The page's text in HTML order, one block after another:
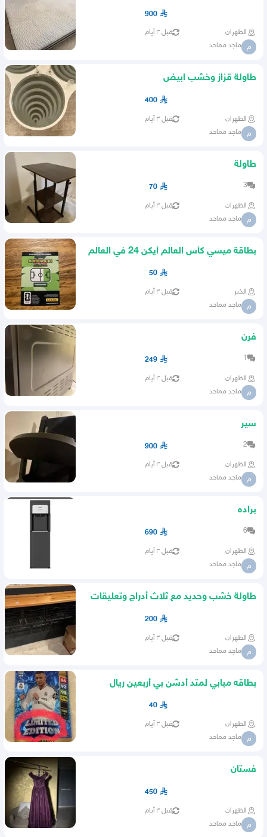
900
الظهران قبل ٣ أيام
م ماجد مماحد
طاولة قزاز وخشب ابيض
400
الظهران قبل ٣ أيام
م ماجد مماحد
طاولة
3
70
الظهران قبل ٣ أيام
م ماجد مماحد
بطاقة ميسي كأس العالم أيكن 24 في العالم
50
الخبر قبل ٣ أيام
م ماجد مماحد
فرن
1
249
الظهران قبل ٣ أيام
م ماجد مماحد
سير
2
900
الظهران قبل ٣ أيام
م ماجد مماحد
براده
6
690
الظهران قبل ٣ أيام
م ماجد مماحد
طاولة خشب وحديد مع ثلاث أدراج وتعليقات
200
الظهران قبل ٣ أيام
م ماجد مماحد
بطاقه مبابي لمتد أدشن بي أربعين ريال
40
الظهران قبل ٣ أيام
م ماجد مماحد
فستان
450
الظهران قبل ٣ أيام
م ماجد مماحد